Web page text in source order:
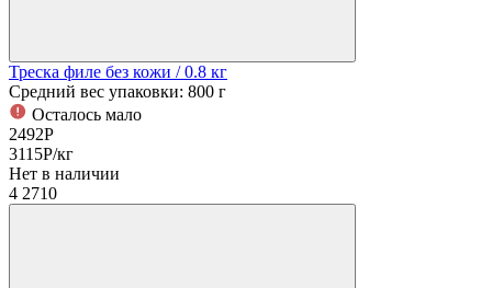
Треска филе без кожи / 0.8 кг
Средний вес упаковки: 800 г
Осталось мало
2492Р
3115Р/кг
Нет в наличии
4 2710